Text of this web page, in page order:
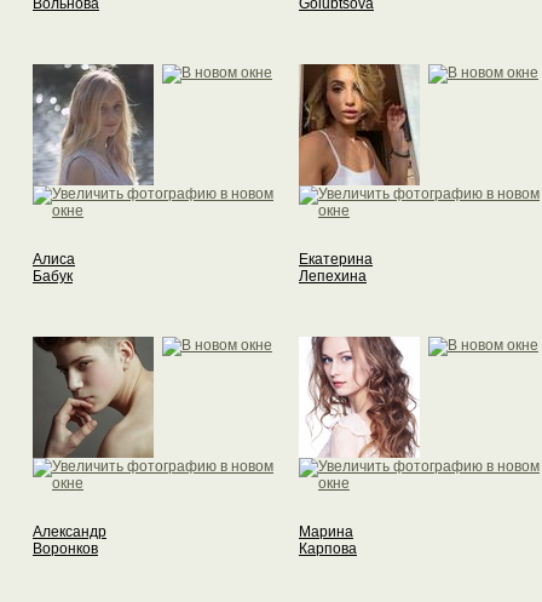
Вольнова
Golubtsova
Алиса
Бабук
Екатерина
Лепехина
Александр
Воронков
Марина
Карпова